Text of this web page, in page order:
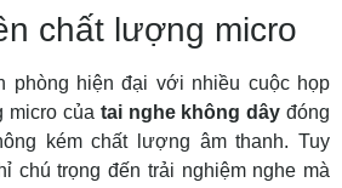
chất lượng micro
phòng hiện đại với nhiều cuộc họp
micro của tai nghe không dây đóng
kém chất lượng âm thanh. Tuy
chú trọng đến trải nghiệm nghe mà